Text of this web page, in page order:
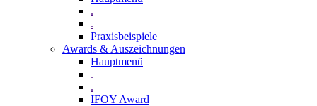
.
.
Praxisbeispiele
Awards & Auszeichnungen
Hauptmenü
.
.
IFOY Award